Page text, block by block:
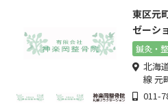
東区元
ゼーシ
鍼灸・
北海
線 元
011-